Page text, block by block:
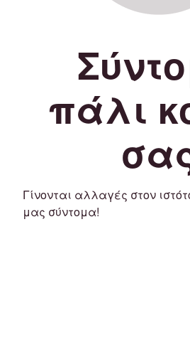
πάλι
Γίνονται αλλαγές στον
μας σύντομα!